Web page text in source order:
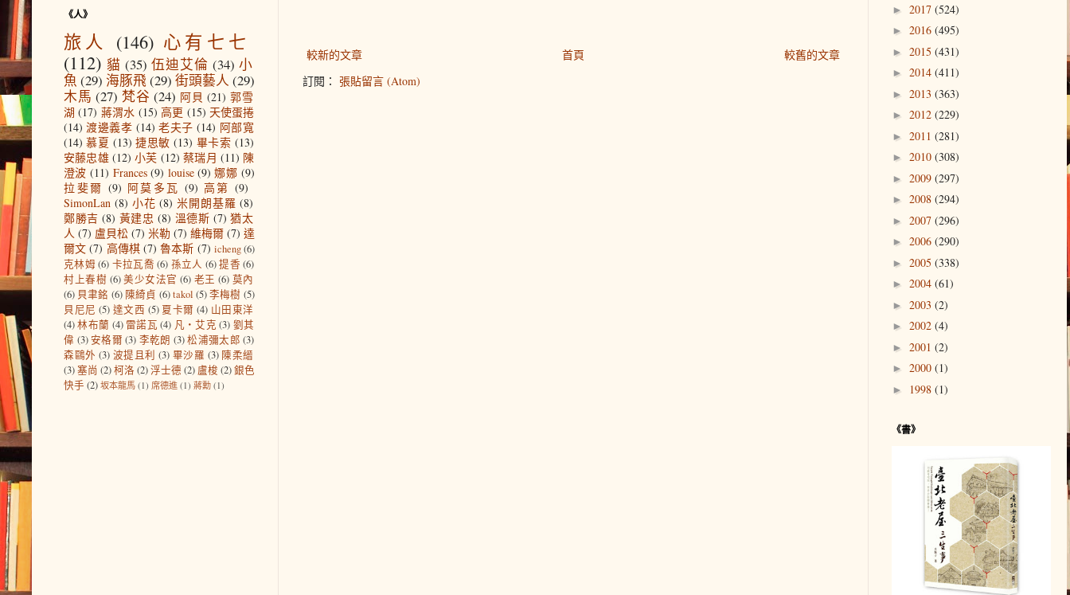
較新的文章 較舊的文章
首頁
訂閱： 張貼留言 (Atom)
《人》
旅人 (146) 心有七七
(112) 貓 (35) 伍迪艾倫 (34) 小
魚 (29) 海豚飛(29) 街頭藝人 (29)
木馬 (27) 梵谷 (24) 阿貝 (21) 郭雪
湖 (17) 蔣渭水 (15) 高更 (15) 天使蛋捲
(14) 渡邊義孝 (14) 老夫子 (14) 阿部寬
(14) 慕夏 (13) 捷思敏 (13) 畢卡索 (13)
安藤忠雄 (12) 小芙 (12) 蔡瑞月 (11) 陳
澄波 (11) Frances (9) louise (9) 娜娜 (9)
拉斐爾 (9) 阿莫多瓦 (9) 高第 (9)
SimonLan (8) 小花 (8) 米開朗基羅 (8)
鄭勝吉 (8) 黃建忠 (8) 溫德斯 (7) 猶太
人 (7) 盧貝松 (7) 米勒 (7) 維梅爾 (7) 達
爾文 (7) 高傳棋 (7) 魯本斯 (7) icheng(6)
克林姆 (6) 卡拉瓦喬 (6) 孫立人 (6)提香 (6)
村上春樹 (6) 美少女法官 (6) 老王 (6) 莫內
(6) 貝聿銘 (6) 陳綺貞 (6) takol (5)李梅樹 (5)
貝尼尼 (5) 達文西 (5) 夏卡爾 (4) 山田東洋
(4)林布蘭 (4) 雷諾瓦 (4) 凡‧艾克 (3) 劉其
偉 (3)安格爾 (3) 李乾朗 (3)松浦彌太郎 (3)
森鷗外 (3) 波提且利 (3) 畢沙羅 (3) 陳柔縉
(3)塞尚 (2)柯洛 (2)浮士德 (2) 盧梭 (2)銀色
快手 (2) 坂本龍馬 (1) 席德進 (1) 蔣勳 (1)
► 2017 (524)
► 2016 (495)
► 2015 (431)
► 2014 (411)
► 2013 (363)
► 2012 (229)
► 2011 (281)
► 2010 (308)
► 2009 (297)
► 2008 (294)
► 2007 (296)
► 2006 (290)
► 2005 (338)
► 2004 (61)
► 2003 (2)
► 2002 (4)
► 2001 (2)
► 2000 (1)
► 1998 (1)
《書》